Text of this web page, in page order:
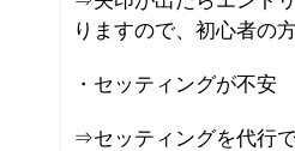
りますので、初心者の
・セッティングが不安
⇒セッティングを代行